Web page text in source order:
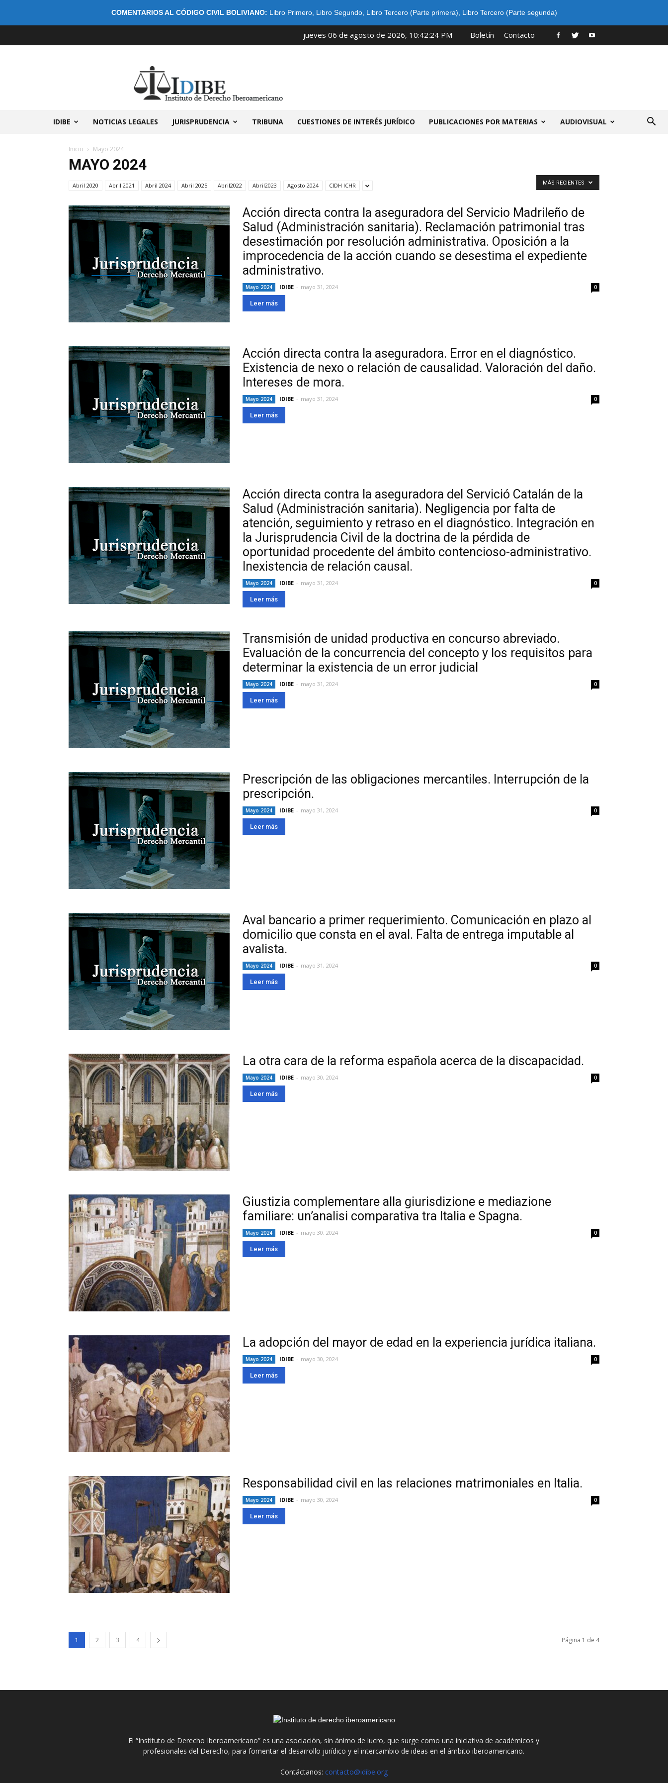
COMENTARIOS AL CÓDIGO CIVIL BOLIVIANO: Libro Primero, Libro Segundo, Libro Tercero (Parte primera) Libro Tercero (Parte segunda)
jueves 06 de agosto de 2026, 10:42:24 PM Boletín Contacto
IDIBE NOTICIAS LEGALES JURISPRUDENCIA TRIBUNA CUESTIONES DE INTERÉS JURÍDICO PUBLICACIONES POR MATERIAS AUDIOVISUAL
Inicio Mayo 2024
MAYO 2024
Abril 2020 Abril 2021 Abril 2024 Abril 2025 Abril2022 Abril2023 Agosto 2024 CIDH ICHR MÁS RECIENTES
Acción directa contra la aseguradora del Servicio Madrileño de
Salud (Administración sanitaria). Reclamación patrimonial tras
desestimación por resolución administrativa. Oposición a la
improcedencia de la acción cuando se desestima el expediente
administrativo.
Mayo 2024 IDIBE - mayo 31, 2024 0
Leer más
Acción directa contra la aseguradora. Error en el diagnóstico.
Existencia de nexo o relación de causalidad. Valoración del daño.
Intereses de mora.
Mayo 2024 IDIBE - mayo 31, 2024 0
Leer más
Acción directa contra la aseguradora del Servició Catalán de la
Salud (Administración sanitaria). Negligencia por falta de
atención, seguimiento y retraso en el diagnóstico. Integración en
la Jurisprudencia Civil de la doctrina de la pérdida de
oportunidad procedente del ámbito contencioso-administrativo.
Inexistencia de relación causal.
Mayo 2024 IDIBE - mayo 31, 2024 0
Leer más
Transmisión de unidad productiva en concurso abreviado.
Evaluación de la concurrencia del concepto y los requisitos para
determinar la existencia de un error judicial
Mayo 2024 IDIBE - mayo 31, 2024 0
Leer más
Prescripción de las obligaciones mercantiles. Interrupción de la
prescripción.
Mayo 2024 IDIBE - mayo 31, 2024 0
Leer más
Aval bancario a primer requerimiento. Comunicación en plazo al
domicilio que consta en el aval. Falta de entrega imputable al
avalista.
Mayo 2024 IDIBE - mayo 31, 2024 0
Leer más
La otra cara de la reforma española acerca de la discapacidad.
Mayo 2024 IDIBE - mayo 30, 2024 0
Leer más
Giustizia complementare alla giurisdizione e mediazione
familiare: un’analisi comparativa tra Italia e Spagna.
Mayo 2024 IDIBE - mayo 30, 2024 0
Leer más
La adopción del mayor de edad en la experiencia jurídica italiana.
Mayo 2024 IDIBE - mayo 30, 2024 0
Leer más
Responsabilidad civil en las relaciones matrimoniales en Italia.
Mayo 2024 IDIBE - mayo 30, 2024 0
Leer más
1 2 3 4 Página 1 de 4
El “Instituto de Derecho Iberoamericano” es una asociación, sin ánimo de lucro, que surge como una iniciativa de académicos y
profesionales del Derecho, para fomentar el desarrollo jurídico y el intercambio de ideas en el ámbito iberoamericano.
Contáctanos: contacto@idibe.org